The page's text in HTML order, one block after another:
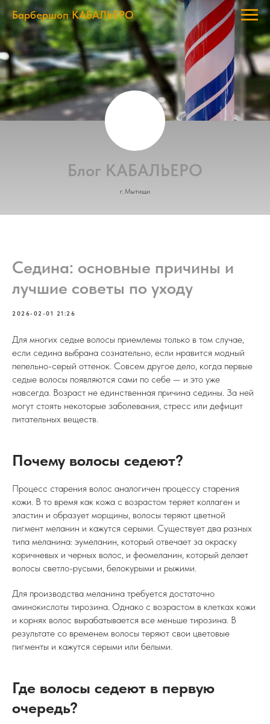
Барбершоп КАБАЛЬЕРО
Блог КАБАЛЬЕРО
г. Мытищи
Седина: основные причины и
лучшие советы по уходу
2026-02-01 21:26
Для многих седые волосы приемлемы только в том случае,
если седина выбрана сознательно, если нравится модный
пепельно-серый оттенок. Совсем другое дело, когда первые
седые волосы появляются сами по себе — и это уже
навсегда. Возраст не единственная причина седины. За ней
могут стоять некоторые заболевания, стресс или дефицит
питательных веществ.
Почему волосы седеют?
Процесс старения волос аналогичен процессу старения
кожи. В то время как кожа с возрастом теряет коллаген и
эластин и образует морщины, волосы теряют цветной
пигмент меланин и кажутся серыми. Существует два разных
типа меланина: эумеланин, который отвечает за окраску
коричневых и черных волос, и феомеланин, который делает
волосы светло-русыми, белокурыми и рыжими.
Для производства меланина требуется достаточно
аминокислоты тирозина. Однако с возрастом в клетках кожи
и корнях волос вырабатывается все меньше тирозина. В
результате со временем волосы теряют свои цветовые
пигменты и кажутся серыми или белыми.
Где волосы седеют в первую
очередь?